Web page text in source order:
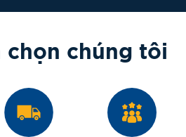
chọn chúng tôi